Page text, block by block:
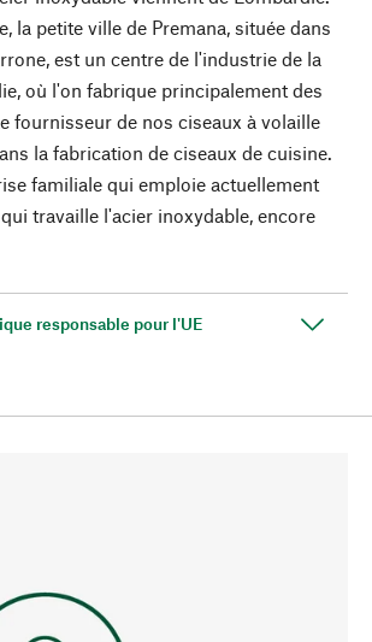
la petite ville de Premana, située dans
est un centre de l'industrie de la
où l'on fabrique principalement des
fournisseur de nos ciseaux à volaille
la fabrication de ciseaux de cuisine.
familiale qui emploie actuellement
travaille l'acier inoxydable, encore
responsable pour l'UE